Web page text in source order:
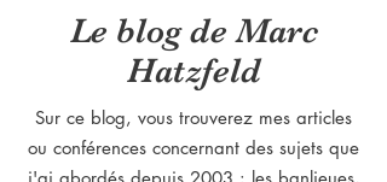
Le blog de Marc
Hatzfeld
Sur ce blog, vous trouverez mes articles
ou conférences concernant des sujets que